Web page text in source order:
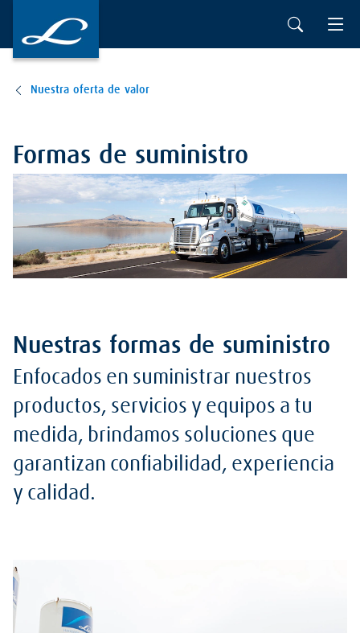
Nuestra oferta de valor
Formas de suministro
Nuestras formas de suministro
Enfocados en suministrar nuestros
productos, servicios y equipos a tu
medida, brindamos soluciones que
garantizan confiabilidad, experiencia
y calidad.